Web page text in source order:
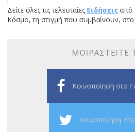
Δείτε όλες τις τελευταίες Ειδήσεις από
Κόσμο, τη στιγμή που συμβαίνουν, στο
ΜΟΙΡΑΣΤΕΊΤΕ
Κοινοποίηση στο
Κοινοποίηση